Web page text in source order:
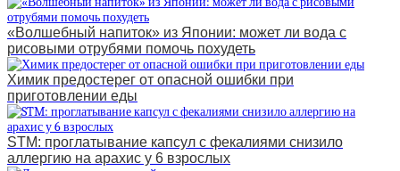
«Волшебный напиток» из Японии: может ли вода с
рисовыми отрубями помочь похудеть
Химик предостерег от опасной ошибки при
приготовлении еды
STM: проглатывание капсул с фекалиями снизило
аллергию на арахис у 6 взрослых